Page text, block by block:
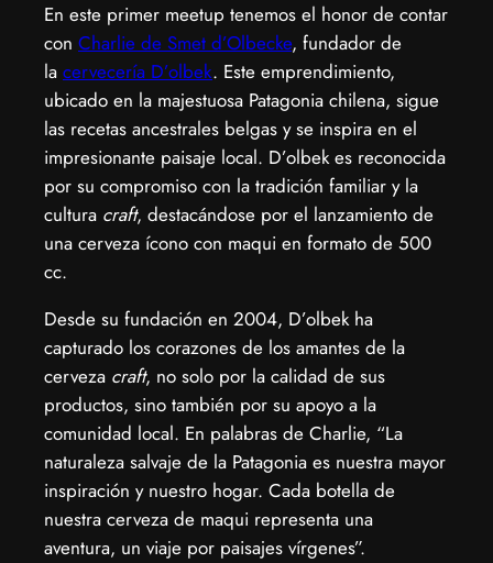
​En este primer meetup tenemos el honor de contar
con Charlie de Smet d’Olbecke, fundador de
la cervecería D’olbek. Este emprendimiento,
ubicado en la majestuosa Patagonia chilena, sigue
las recetas ancestrales belgas y se inspira en el
impresionante paisaje local. D’olbek es reconocida
por su compromiso con la tradición familiar y la
cultura craft, destacándose por el lanzamiento de
una cerveza ícono con maqui en formato de 500
cc.
​Desde su fundación en 2004, D’olbek ha
capturado los corazones de los amantes de la
cerveza craft, no solo por la calidad de sus
productos, sino también por su apoyo a la
comunidad local. En palabras de Charlie, “La
naturaleza salvaje de la Patagonia es nuestra mayor
inspiración y nuestro hogar. Cada botella de
nuestra cerveza de maqui representa una
aventura, un viaje por paisajes vírgenes”.